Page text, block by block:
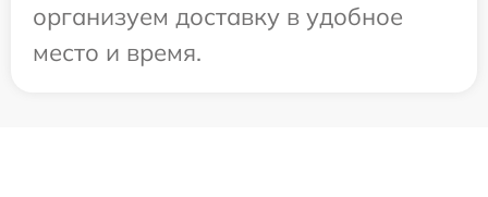
организуем доставку в удобное
место и время.